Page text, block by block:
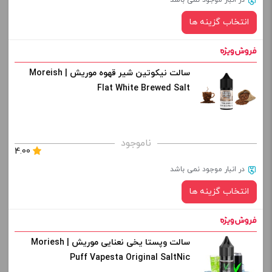
از کادر بالا انتخاب کنید.
+
افزودن به سبد خرید
انتخاب گزینه ها
نیکوتین:
برای فعال شدن سبد خرید و نمایش قیمت ، گزینه های محصول را
+
سالت نیکوتین شیر قهوه موریش | Moreish
Flat White Brewed Salt
ناموجود
4.00
در انبار موجود نمی باشد
انتخاب گزینه ها
نیکوتین:
سالت وپستا یخی نعنایی موریش | Moriesh
Puff Vapesta Original SaltNic